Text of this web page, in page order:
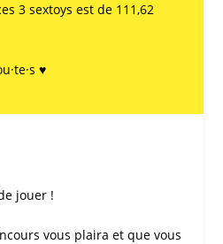
3 sextoys est de 111,62
♥
jouer !
vous plaira et que vous